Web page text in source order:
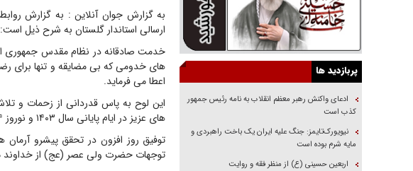
به گزارش جوان آنلاین : به گزارش
ارسالی استاندار گلستان به شرح ذیل است:
خدمت صادقانه در نظام مقدس جمهوری
های خدومی که بی مضایقه و تنها برای
اعطا می فرماید.
این لوح به پاس قدردانی از زحمات و
های عزیز در ایام پایانی سال ۱۴۰۳ و نوروز ۱۴۰۴ اهدا میگردد.
توفیق روز افزون در تحقق پیشرو
توجهات حضرت ولی عصر (عج) از خداوند
پربازدید ها
ادعای واکنش رهبر معظم انقلاب به نامه رئیس جمهور
کذب است
نیویورک‌تایمز: جنگ علیه ایران یک باخت راهبردی و
مایه شرم بوده است
اربعین حسینی (ع) از منظر فقه و روایت